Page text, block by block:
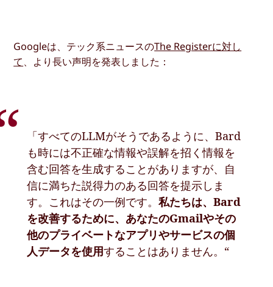
Googleは、テック系ニュースのThe Registerに対し
て、より長い声明を発表しました：
「すべてのLLMがそうであるように、Bard
も時には不正確な情報や誤解を招く情報を
含む回答を生成することがありますが、自
信に満ちた説得力のある回答を提示しま
す。これはその一例です。私たちは、Bard
を改善するために、あなたのGmailやその
他のプライベートなアプリやサービスの個
人データを使用することはありません。“